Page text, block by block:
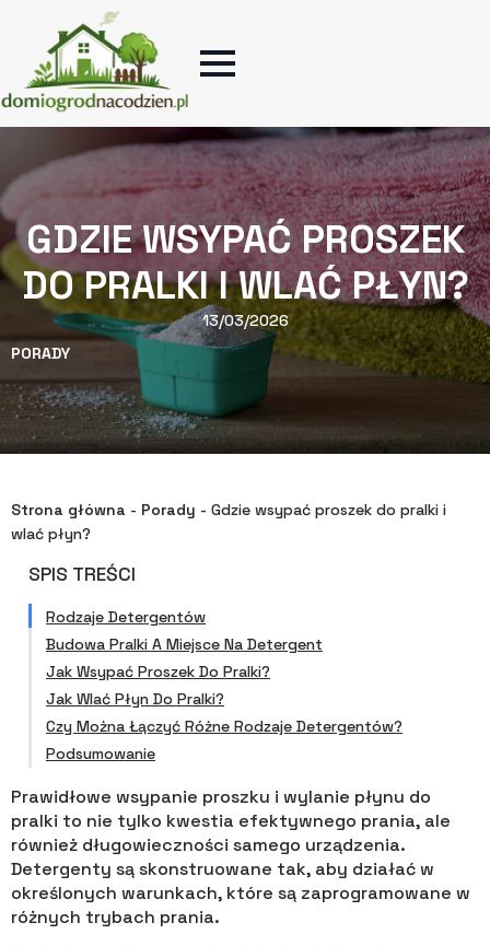
GDZIE WSYPAĆ PROSZEK
DO PRALKI I WLAĆ PŁYN?
13/03/2026
PORADY
Strona główna - Porady - Gdzie wsypać proszek do pralki i
wlać płyn?
SPIS TREŚCI
Rodzaje Detergentów
Budowa Pralki A Miejsce Na Detergent
Jak Wsypać Proszek Do Pralki?
Jak Wlać Płyn Do Pralki?
Czy Można Łączyć Różne Rodzaje Detergentów?
Podsumowanie
Prawidłowe wsypanie proszku i wylanie płynu do
pralki to nie tylko kwestia efektywnego prania, ale
również długowieczności samego urządzenia.
Detergenty są skonstruowane tak, aby działać w
określonych warunkach, które są zaprogramowane w
różnych trybach prania.